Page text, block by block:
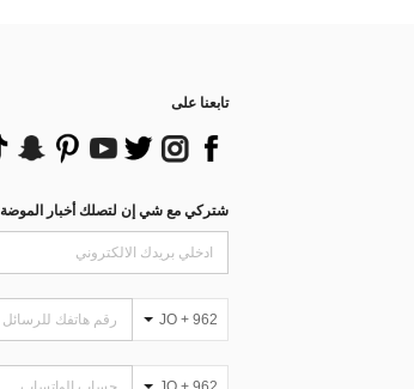
تابعنا على
شتركي مع شي إن لتصلك أخبار الموضة
JO + 962